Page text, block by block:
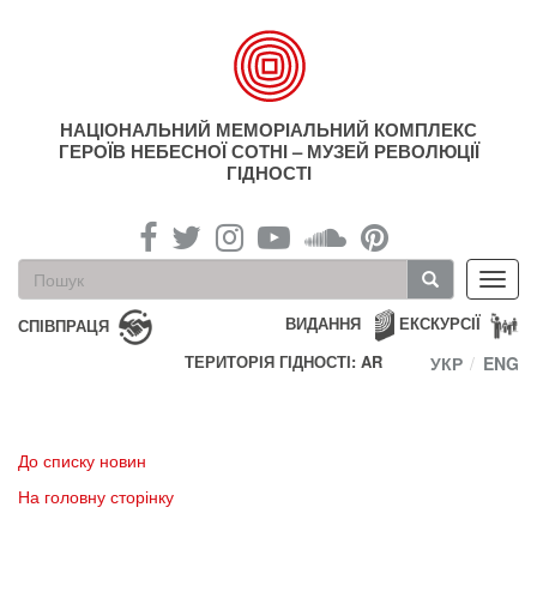
НАЦІОНАЛЬНИЙ МЕМОРІАЛЬНИЙ КОМПЛЕКС
ГЕРОЇВ НЕБЕСНОЇ СОТНІ – МУЗЕЙ РЕВОЛЮЦІЇ
ГІДНОСТІ
Пошукова
форма
Пошук
СПІВПРАЦЯ ЕКСКУРСІЇ
ВИДАННЯ
ТЕРИТОРІЯ ГІДНОСТІ: AR
УКР ENG
До списку новин
На головну сторінку